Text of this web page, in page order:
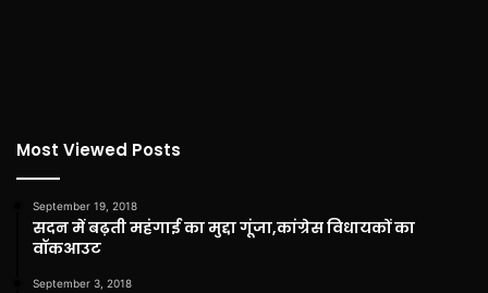
Most Viewed Posts
September 19, 2018
सदन में बढ़ती महंगाई का मुद्दा गूंजा,कांग्रेस विधायकों का
वॉकआउट
September 3, 2018